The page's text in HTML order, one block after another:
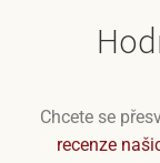
Chcete se
recenze